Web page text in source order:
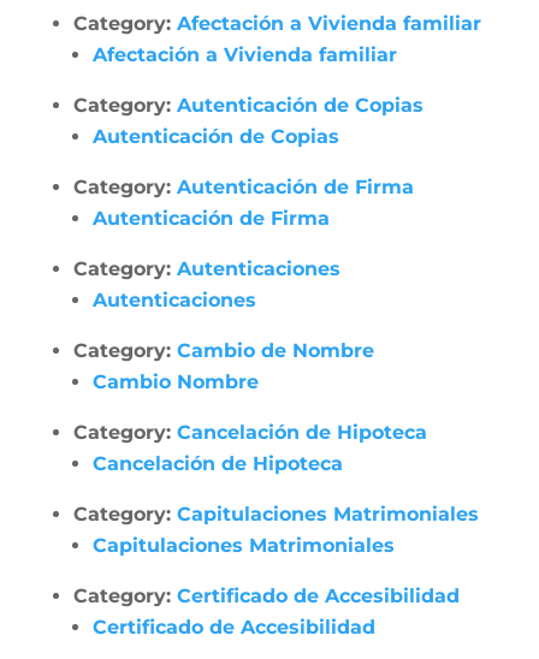
Category: Afectación a Vivienda familiar
Afectación a Vivienda familiar
Category: Autenticación de Copias
Autenticación de Copias
Category: Autenticación de Firma
Autenticación de Firma
Category: Autenticaciones
Autenticaciones
Category: Cambio de Nombre
Cambio Nombre
Category: Cancelación de Hipoteca
Cancelación de Hipoteca
Category: Capitulaciones Matrimoniales
Capitulaciones Matrimoniales
Category: Certificado de Accesibilidad
Certificado de Accesibilidad